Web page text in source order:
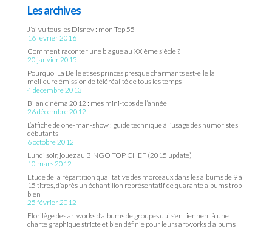
Les archives
J’ai vu tous les Disney : mon Top 55
16 février 2016
Comment raconter une blague au XXIème siècle ?
20 janvier 2015
Pourquoi La Belle et ses princes presque charmants est-elle la
meilleure émission de téléréalité de tous les temps
4 décembre 2013
Bilan cinéma 2012 : mes mini-tops de l’année
26 décembre 2012
L’affiche de one-man-show : guide technique à l’usage des humoristes
débutants
6 octobre 2012
Lundi soir, jouez au BINGO TOP CHEF (2015 update)
10 mars 2012
Etude de la répartition qualitative des morceaux dans les albums de 9 à
15 titres, d’après un échantillon représentatif de quarante albums trop
bien
25 février 2012
Florilège des artworks d’albums de groupes qui s’en tiennent à une
charte graphique stricte et bien définie pour leurs artworks d’albums